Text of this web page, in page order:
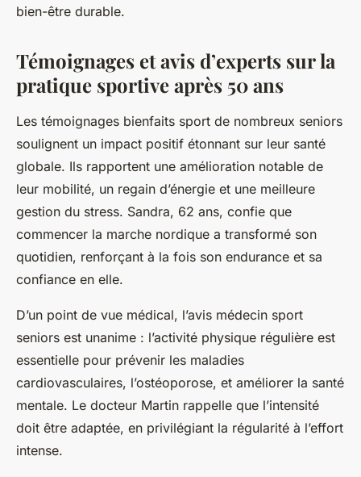
bien-être durable.
Témoignages et avis d’experts sur la
pratique sportive après 50 ans
Les témoignages bienfaits sport de nombreux seniors
soulignent un impact positif étonnant sur leur santé
globale. Ils rapportent une amélioration notable de
leur mobilité, un regain d’énergie et une meilleure
gestion du stress. Sandra, 62 ans, confie que
commencer la marche nordique a transformé son
quotidien, renforçant à la fois son endurance et sa
confiance en elle.
D’un point de vue médical, l’avis médecin sport
seniors est unanime : l’activité physique régulière est
essentielle pour prévenir les maladies
cardiovasculaires, l’ostéoporose, et améliorer la santé
mentale. Le docteur Martin rappelle que l’intensité
doit être adaptée, en privilégiant la régularité à l’effort
intense.